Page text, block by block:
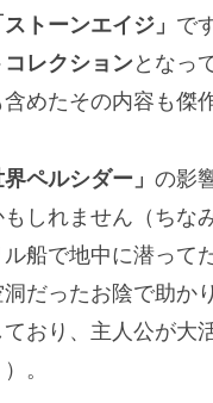
ストーンエイジ」 で
レクションとなっ
めたその内容も傑
界ペルシダー」 の影
しれません（ちな
船で地中に潜って
だったお陰で助か
おり、主人公が大
。